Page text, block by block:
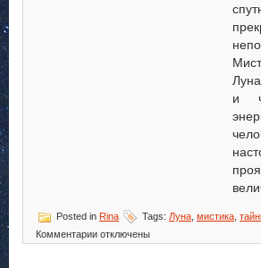
и
Posted in Rina Tags: Луна мистика
Комментариик
записи
отключены